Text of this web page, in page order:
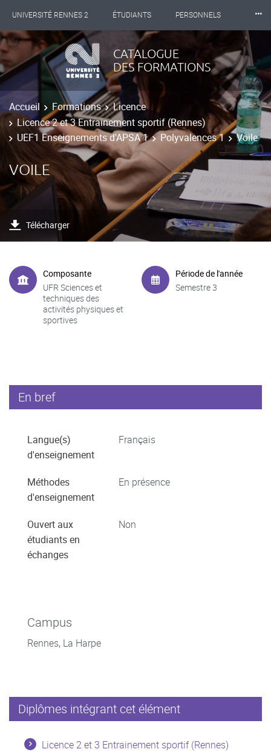
UNIVERSITÉ RENNES 2 ÉTUDIANTS PERSONNELS
INTERNATIONAL PROFESSIONNELS BIBLIOTHÈQUES
LES NOUVELLES DE RENNES 2
⸱⸱⸱
CATALOGUE
DES FORMATIONS
Accueil Formations
Licence
Licence 2 et 3 Entrainement sportif (Rennes)
UEF1 Enseignements d'APSA 1
Polyvalences 1 Voile
VOILE
Télécharger
Composante
UFR Sciences et
techniques des
activités physiques et
sportives
Période de l'année
Semestre 3
En bref
Langue(s)
d'enseignement
Français
Méthodes
d'enseignement
En présence
Ouvert aux
étudiants en
échanges
Non
Campus
Rennes, La Harpe
Diplômes intégrant cet élément
Licence 2 et 3 Entrainement sportif (Rennes)